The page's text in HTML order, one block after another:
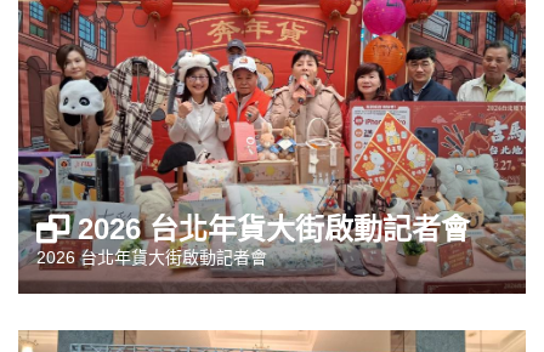
2026 台北年貨大街啟動記者會
2026 台北年貨大街啟動記者會